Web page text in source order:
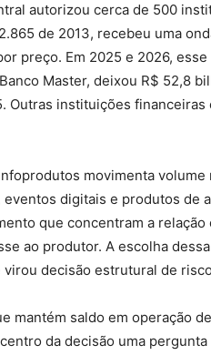
autorizou cerca de 500
de 2013, recebeu uma
preço. Em 2025 e 2026,
Master, deixou R$ 52,8
Outras instituições
movimenta
digitais e produtos de
que concentram a
ao produtor. A escolha
decisão estrutural de
mantém saldo em operação
da decisão uma